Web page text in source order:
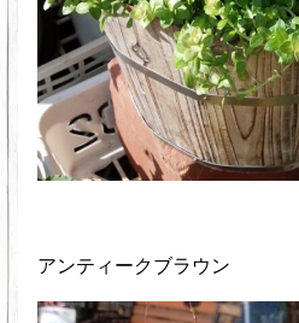
アンティークブラウン